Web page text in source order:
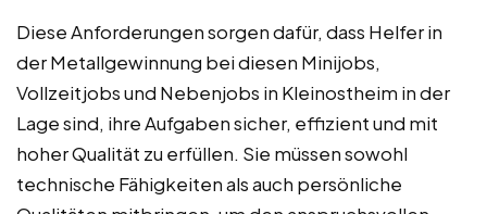
Diese Anforderungen sorgen dafür, dass Helfer in
der Metallgewinnung bei diesen Minijobs,
Vollzeitjobs und Nebenjobs in Kleinostheim in der
Lage sind, ihre Aufgaben sicher, effizient und mit
hoher Qualität zu erfüllen. Sie müssen sowohl
technische Fähigkeiten als auch persönliche